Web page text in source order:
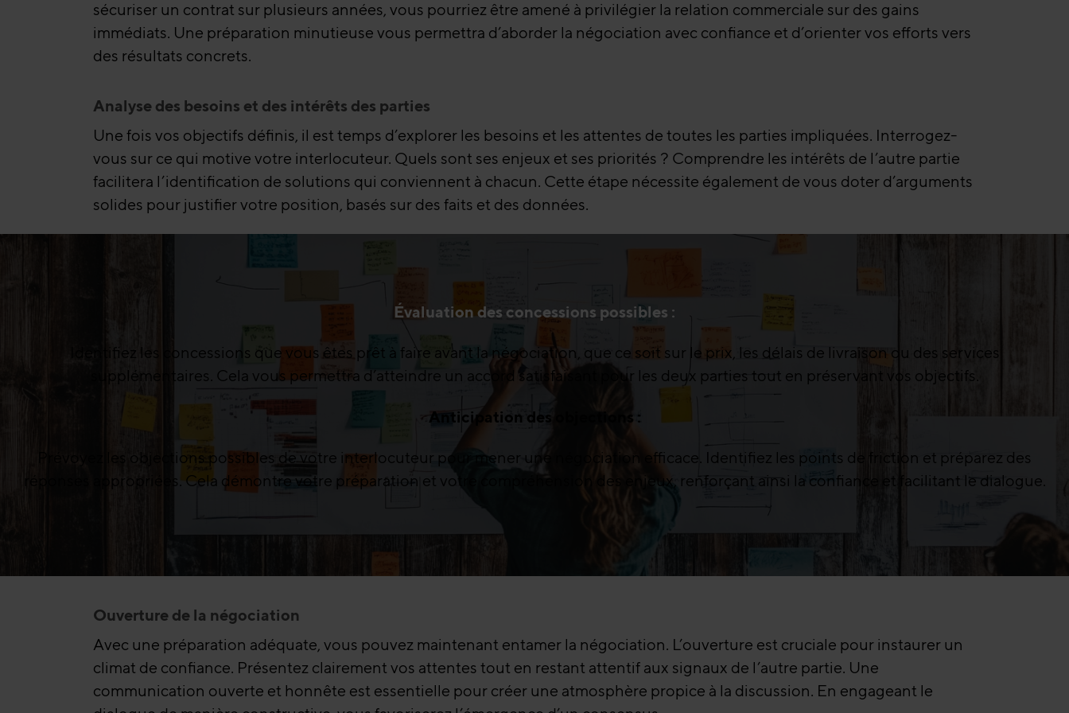
sécuriser un contrat sur plusieurs années, vous pourriez être amené à privilégier la relation commerciale sur des gains
immédiats. Une préparation minutieuse vous permettra d’aborder la négociation avec confiance et d’orienter vos efforts vers
des résultats concrets.
Analyse des besoins et des intérêts des parties
Une fois vos objectifs définis, il est temps d’explorer les besoins et les attentes de toutes les parties impliquées. Interrogez-
vous sur ce qui motive votre interlocuteur. Quels sont ses enjeux et ses priorités ? Comprendre les intérêts de l’autre partie
facilitera l’identification de solutions qui conviennent à chacun. Cette étape nécessite également de vous doter d’arguments
solides pour justifier votre position, basés sur des faits et des données.
Évaluation des concessions possibles :
Identifiez les concessions que vous êtes prêt à faire avant la négociation, que ce soit sur le prix, les délais de livraison ou des services
supplémentaires. Cela vous permettra d’atteindre un accord satisfaisant pour les deux parties tout en préservant vos objectifs.
Anticipation des objections :
Prévoyez les objections possibles de votre interlocuteur pour mener une négociation efficace. Identifiez les points de friction et préparez des
réponses appropriées. Cela démontre votre préparation et votre compréhension des enjeux, renforçant ainsi la confiance et facilitant le dialogue.
Ouverture de la négociation
Avec une préparation adéquate, vous pouvez maintenant entamer la négociation. L’ouverture est cruciale pour instaurer un
climat de confiance. Présentez clairement vos attentes tout en restant attentif aux signaux de l’autre partie. Une
communication ouverte et honnête est essentielle pour créer une atmosphère propice à la discussion. En engageant le